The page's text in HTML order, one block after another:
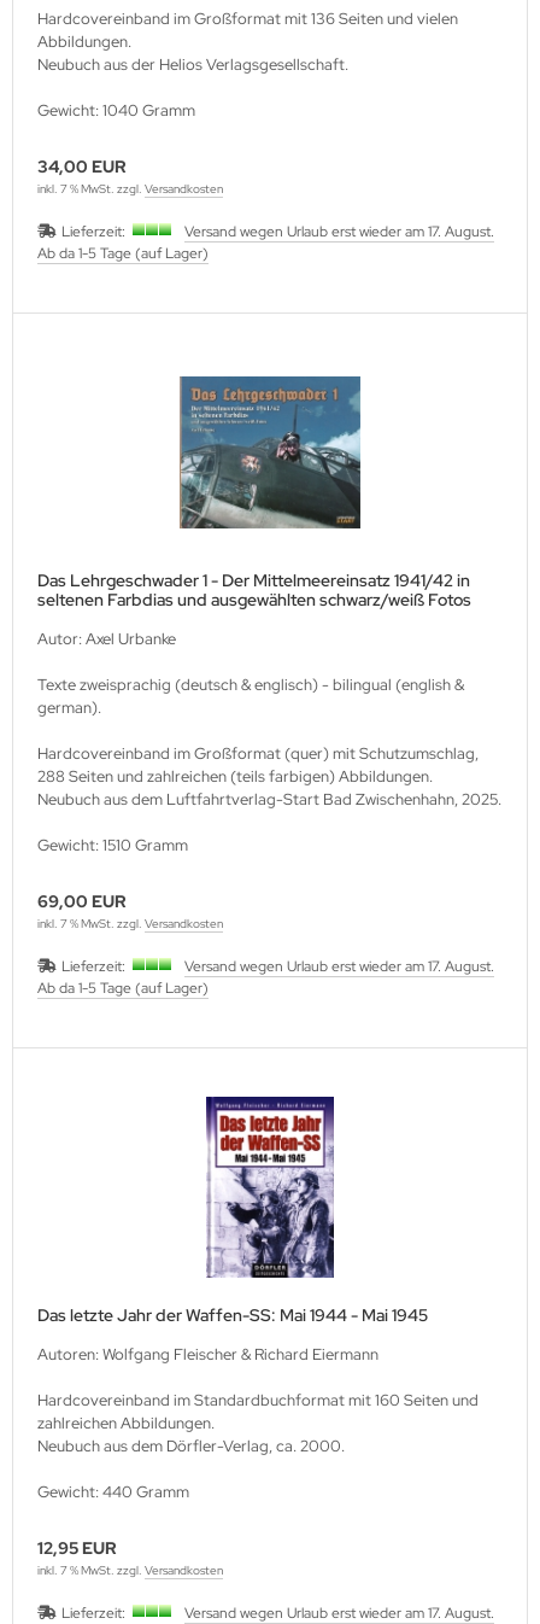
Hardcovereinband im Großformat mit 136 Seiten und vielen
Abbildungen.
Neubuch aus der Helios Verlagsgesellschaft.
Gewicht: 1040 Gramm
34,00 EUR
inkl. 7 % MwSt. zzgl. Versandkosten
Lieferzeit:
Versand wegen Urlaub erst wieder am 17. August.
Ab da 1-5 Tage (auf Lager)
Das Lehrgeschwader 1 - Der Mittelmeereinsatz 1941/42 in
seltenen Farbdias und ausgewählten schwarz/weiß Fotos
Autor: Axel Urbanke
Texte zweisprachig (deutsch & englisch) - bilingual (english &
german).
Hardcovereinband im Großformat (quer) mit Schutzumschlag,
288 Seiten und zahlreichen (teils farbigen) Abbildungen.
Neubuch aus dem Luftfahrtverlag-Start Bad Zwischenhahn, 2025.
Gewicht: 1510 Gramm
69,00 EUR
inkl. 7 % MwSt. zzgl. Versandkosten
Lieferzeit:
Versand wegen Urlaub erst wieder am 17. August.
Ab da 1-5 Tage (auf Lager)
Das letzte Jahr der Waffen-SS: Mai 1944 - Mai 1945
Autoren: Wolfgang Fleischer & Richard Eiermann
Hardcovereinband im Standardbuchformat mit 160 Seiten und
zahlreichen Abbildungen.
Neubuch aus dem Dörfler-Verlag, ca. 2000.
Gewicht: 440 Gramm
12,95 EUR
inkl. 7 % MwSt. zzgl. Versandkosten
Lieferzeit:
Versand wegen Urlaub erst wieder am 17. August.